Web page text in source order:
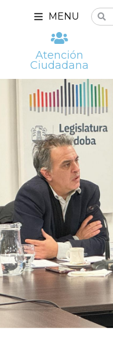
MENU
Atención
Ciudadana